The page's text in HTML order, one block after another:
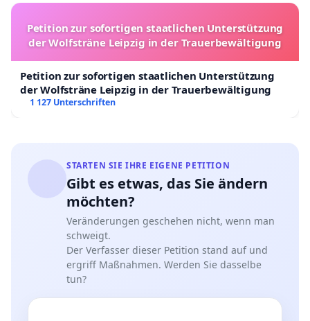
Petition zur sofortigen staatlichen Unterstützung
der Wolfsträne Leipzig in der Trauerbewältigung
Petition zur sofortigen staatlichen Unterstützung
der Wolfsträne Leipzig in der Trauerbewältigung
1 127 Unterschriften
STARTEN SIE IHRE EIGENE PETITION
Gibt es etwas, das Sie ändern
möchten?
Veränderungen geschehen nicht, wenn man
schweigt.
Der Verfasser dieser Petition stand auf und
ergriff Maßnahmen. Werden Sie dasselbe
tun?